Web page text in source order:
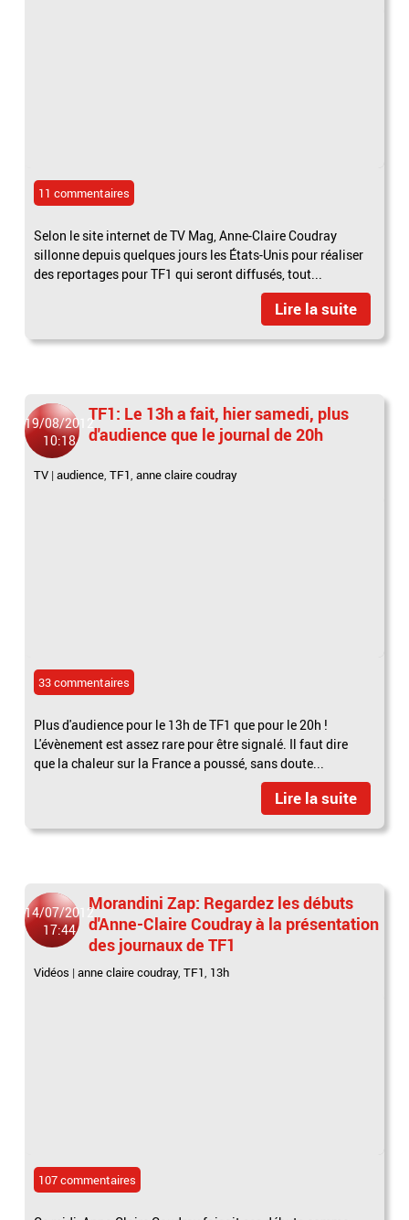
11 commentaires
Selon le site internet de TV Mag, Anne-Claire Coudray
sillonne depuis quelques jours les États-Unis pour réaliser
des reportages pour TF1 qui seront diffusés, tout...
Lire la suite
19/08/2012
10:18
TF1: Le 13h a fait, hier samedi, plus
d'audience que le journal de 20h
TV |audience,TF1,anne claire coudray
33 commentaires
Plus d'audience pour le 13h de TF1 que pour le 20h !
L'évènement est assez rare pour être signalé. Il faut dire
que la chaleur sur la France a poussé, sans doute...
Lire la suite
14/07/2012
17:44
Morandini Zap: Regardez les débuts
d'Anne-Claire Coudray à la présentation
des journaux de TF1
Vidéos |anne claire coudray,TF1, 13h
107 commentaires